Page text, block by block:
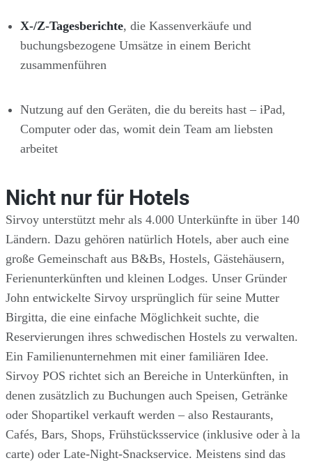
X-/Z-Tagesberichte, die Kassenverkäufe und
buchungsbezogene Umsätze in einem Bericht
zusammenführen
Nutzung auf den Geräten, die du bereits hast – iPad,
Computer oder das, womit dein Team am liebsten
arbeitet
Nicht nur für Hotels
Sirvoy unterstützt mehr als 4.000 Unterkünfte in über 140
Ländern. Dazu gehören natürlich Hotels, aber auch eine
große Gemeinschaft aus B&Bs, Hostels, Gästehäusern,
Ferienunterkünften und kleinen Lodges. Unser Gründer
John entwickelte Sirvoy ursprünglich für seine Mutter
Birgitta, die eine einfache Möglichkeit suchte, die
Reservierungen ihres schwedischen Hostels zu verwalten.
Ein Familienunternehmen mit einer familiären Idee.
Sirvoy POS richtet sich an Bereiche in Unterkünften, in
denen zusätzlich zu Buchungen auch Speisen, Getränke
oder Shopartikel verkauft werden – also Restaurants,
Cafés, Bars, Shops, Frühstücksservice (inklusive oder à la
carte) oder Late-Night-Snackservice. Meistens sind das